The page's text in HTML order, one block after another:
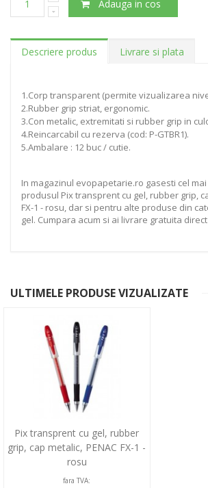
Adauga in cos
Descriere produs Livrare si plata
1.Corp transparent (permite vizualizarea
2.Rubber grip striat, ergonomic.
3.Con metalic, extremitati si rubber grip in
4.Reincarcabil cu rezerva (cod: P-GTBR1).
5.Ambalare : 12 buc / cutie.
In magazinul evopapetarie.ro gasesti cel
produsul Pix transprent cu gel, rubber grip,
FX-1 - rosu, dar si pentru alte produse din
gel. Cumpara acum si ai livrare gratuita
ULTIMELE PRODUSE VIZUALIZATE
Pix transprent cu gel, rubber
grip, cap metalic, PENAC FX-1 -
rosu
fara TVA: